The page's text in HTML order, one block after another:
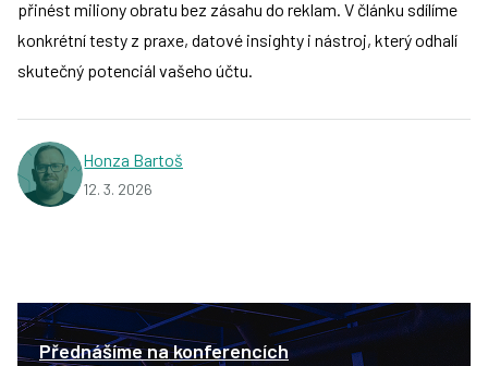
přinést miliony obratu bez zásahu do reklam. V článku sdílíme
konkrétní testy z praxe, datové insighty i nástroj, který odhalí
skutečný potenciál vašeho účtu.
Honza Bartoš
12. 3. 2026
Přednášíme na konferencích